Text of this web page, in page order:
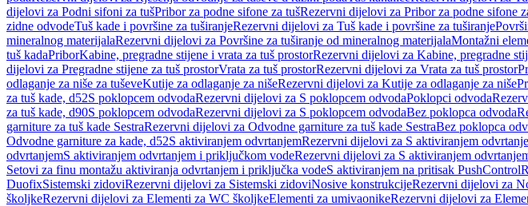
dijelovi za Podni sifoni za tušPribor za podne sifone za tušRezervni dijelovi za Pribor za podne sifone
zidne odvodeTuš kade i površine za tuširanjeRezervni dijelovi za Tuš kade i površine za tuširanje
mineralnog materijalaRezervni dijelovi za Površine za tuširanje od mineralnog materijalaMontažni
tuš kadaPriborKabine, pregradne stijene i vrata za tuš prostorRezervni dijelovi za Kabine, pregradne
dijelovi za Pregradne stijene za tuš prostorVrata za tuš prostorRezervni dijelovi za Vrata za tuš prostor
odlaganje za niše za tuševeKutije za odlaganje za nišeRezervni dijelovi za Kutije za odlaganje za niše
za tuš kade, d52S poklopcem odvodaRezervni dijelovi za S poklopcem odvodaPoklopci odvoda
za tuš kade, d90S poklopcem odvodaRezervni dijelovi za S poklopcem odvodaBez poklopca odvoda
garniture za tuš kade SestraRezervni dijelovi za Odvodne garniture za tuš kade SestraBez poklopca
Odvodne garniture za kade, d52S aktiviranjem odvrtanjemRezervni dijelovi za S aktiviranjem
odvrtanjemS aktiviranjem odvrtanjem i priključkom vodeRezervni dijelovi za S aktiviranjem
Setovi za finu montažu aktiviranja odvrtanjem i priključka vodeS aktiviranjem na pritisak PushControl
DuofixSistemski zidoviRezervni dijelovi za Sistemski zidoviNosive konstrukcijeRezervni dijelovi za
školjkeRezervni dijelovi za Elementi za WC školjkeElementi za umivaonikeRezervni dijelovi za